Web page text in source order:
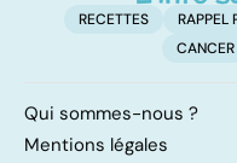
RECETTES RAPPEL
CANCER
Qui sommes-nous ?
Mentions légales